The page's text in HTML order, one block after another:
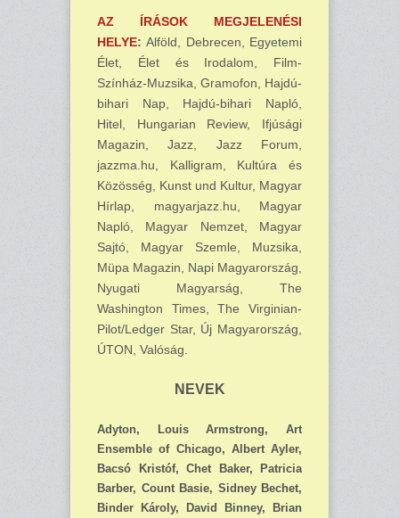
AZ ÍRÁSOK MEGJELENÉSI
HELYE:Alföld, Debrecen, Egyetemi
Élet, Élet és Irodalom, Film-
Színház-Muzsika, Gramofon, Hajdú-
bihari Nap, Hajdú-bihari Napló,
Hitel, Hungarian Review, Ifjúsági
Magazin, Jazz, Jazz Forum,
jazzma.hu, Kalligram, Kultúra és
Közösség, Kunst und Kultur, Magyar
Hírlap, magyarjazz.hu, Magyar
Napló, Magyar Nemzet, Magyar
Sajtó, Magyar Szemle, Muzsika,
Müpa Magazin, Napi Magyarország,
Nyugati Magyarság, The
Washington Times, The Virginian-
Pilot/Ledger Star, Új Magyarország,
ÚTON, Valóság.
NEVEK
Adyton, Louis Armstrong, Art
Ensemble of Chicago, Albert Ayler,
Bacsó Kristóf, Chet Baker, Patricia
Barber, Count Basie, Sidney Bechet,
Binder Károly, David Binney, Brian